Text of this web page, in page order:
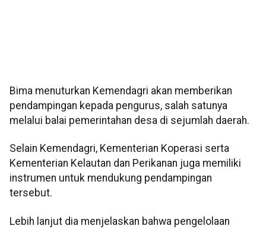
Bima menuturkan Kemendagri akan memberikan
pendampingan kepada pengurus, salah satunya
melalui balai pemerintahan desa di sejumlah daerah.
Selain Kemendagri, Kementerian Koperasi serta
Kementerian Kelautan dan Perikanan juga memiliki
instrumen untuk mendukung pendampingan
tersebut.
Lebih lanjut dia menjelaskan bahwa pengelolaan